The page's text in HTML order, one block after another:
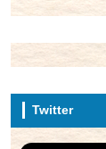
Twitter